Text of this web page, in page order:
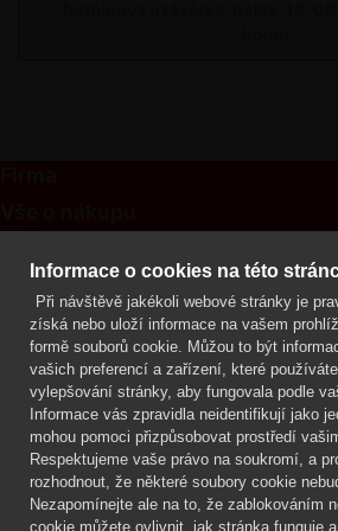
Kontakt
Mgr. Lenka Žáčková
OCHRANA ROSTLIN
+420 608 748 548
www.ochranarostlin.cz
Informace o cookies na této
Při návštěvě jakékoli webové stránky je
získá nebo uloží informace na vašem
formě souborů cookie. Můžou to být
vašich preferencí a zařízení, které
vylepšování stránky, aby fungovala podle
Informace vás zpravidla neidentifikují jako
mohou pomoci přizpůsobovat prostředí
Respektujeme vaše právo na soukromí, a
rozhodnout, že některé soubory cookie
Nezapomínejte ale na to, že zablokováním
cookie můžete ovlivnit, jak stránka funguje